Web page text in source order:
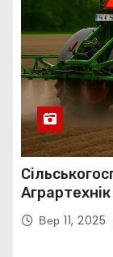
Аграртехнік
Вер 11, 2025